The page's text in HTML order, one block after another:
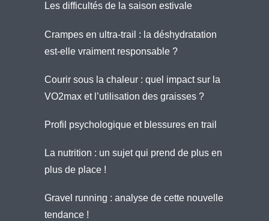
Les difficultés de la saison estivale
Crampes en ultra-trail : la déshydratation
est-elle vraiment responsable ?
Courir sous la chaleur : quel impact sur la
VO2max et l’utilisation des graisses ?
Profil psychologique et blessures en trail
La nutrition : un sujet qui prend de plus en
plus de place !
Gravel running : analyse de cette nouvelle
tendance !